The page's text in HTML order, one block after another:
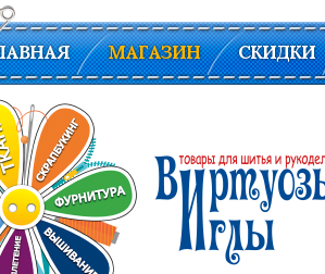
МАГАЗИН СКИДКИ